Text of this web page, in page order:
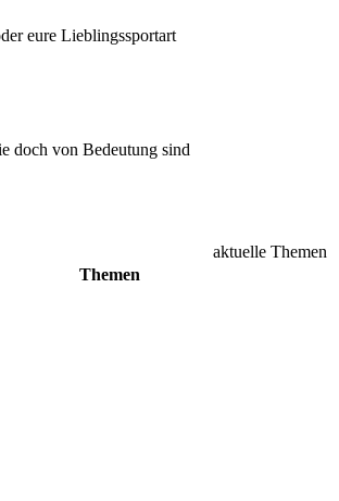
eure Lieblingssportart
doch von Bedeutung sind
aktuelle Themen
Themen